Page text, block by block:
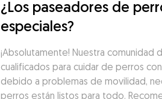
¿Los paseadores de
especiales?
¡Absolutamente! Nuestra
cualificados para cuidar de perros
debido a problemas de movilidad,
perros están listos para todo.